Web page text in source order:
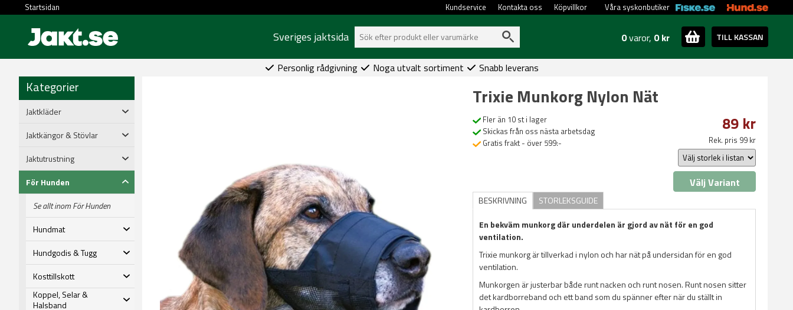
Startsidan Våra syskonbutiker
Köpvillkor
Kontakta oss
Kundservice
Sveriges jaktsida 0varor, 0 kr TILL KASSAN
Personlig rådgivning Noga utvalt sortiment Snabb leverans
Kategorier
Jaktkläder
Jaktkängor & Stövlar
Jaktutrustning
För Hunden
Se allt inom För Hunden
Hundmat
Hundgodis & Tugg
Kosttillskott
Koppel, Selar &
Halsband
Trixie Munkorg Nylon Nät
Fler än 10 st i lager
Skickas från oss nästa arbetsdag
Gratis frakt - över 599:-
89 kr
Rek. pris 99 kr
Välj Variant
BESKRIVNING
STORLEKSGUIDE
En bekväm munkorg där underdelen är gjord av nät för en god
ventilation.
Trixie munkorg är tillverkad i nylon och har nät på undersidan för en god
ventilation.
Munkorgen är justerbar både runt nacken och runt nosen. Runt nosen sitter
det kardborreband och ett band som du spänner efter när du ställt in